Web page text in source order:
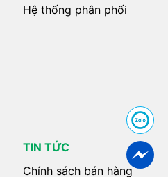
Hệ thống phân phối
TIN TỨC
Chính sách bán hàng